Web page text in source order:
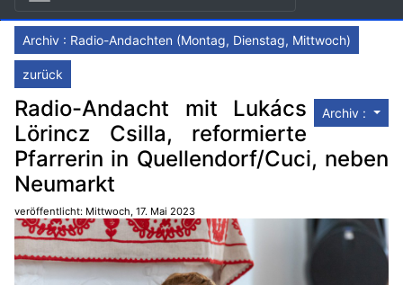
Archiv : Radio-Andachten (Montag, Dienstag, Mittwoch)
zurück
Archiv :
Radio-Andacht mit Lukács
Lörincz Csilla, reformierte
Pfarrerin in Quellendorf/Cuci, neben
Neumarkt
veröffentlicht: Mittwoch, 17. Mai 2023